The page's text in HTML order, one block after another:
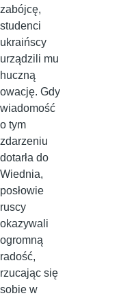
zabójcę,
studenci
ukraińscy
urządzili mu
huczną
owację. Gdy
wiadomość
o tym
zdarzeniu
dotarła do
Wiednia,
posłowie
ruscy
okazywali
ogromną
radość,
rzucając się
sobie w